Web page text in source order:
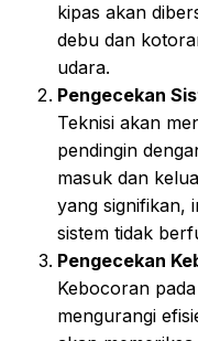
kipas akan
debu dan
udara.
Pengecekan
Teknisi akan
pendingin
masuk dan
yang signifikan,
sistem tidak
Pengecekan
Kebocoran
mengurangi